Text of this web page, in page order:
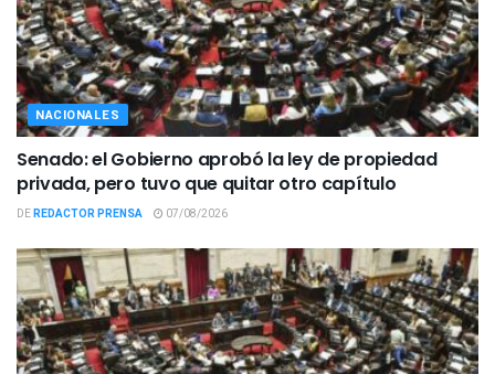
NACIONALES
Senado: el Gobierno aprobó la ley de propiedad
privada, pero tuvo que quitar otro capítulo
DEREDACTOR PRENSA 07/08/2026